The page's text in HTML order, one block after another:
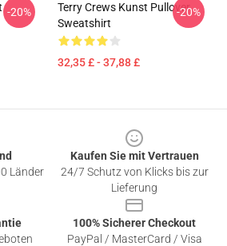
-20%
Terry Crews Kunst Pullover
Sweatshirt
32,35 £ - 37,88 £
-20%
Länder
Kaufen Sie mit Vertrauen
24/7 Schutz von Klicks bis zur
Lieferung
100% Sicherer Checkout
PayPal / MasterCard / Visa